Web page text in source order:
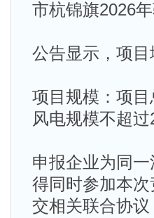
市杭锦旗2026
公告显示，项
项目规模：项
风电规模不超过
申报企业为同
得同时参加本
交相关联合协